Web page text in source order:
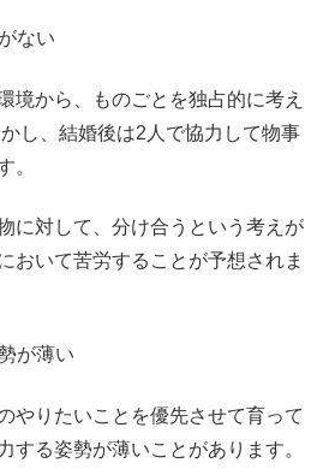
ない
境から、ものごとを独占的に考え
し、結婚後は2人で協力して物事
。
に対して、分け合うという考えが
おいて苦労することが予想されま
が薄い
やりたいことを優先させて育って
する姿勢が薄いことがあります。